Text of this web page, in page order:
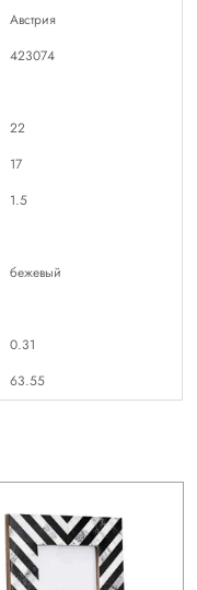
Австрия
423074
22
17
1.5
бежевый
0.31
63.55